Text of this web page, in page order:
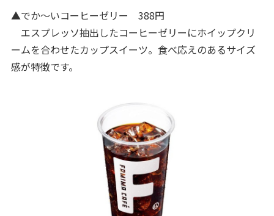
▲でか～いコーヒーゼリー 388円
エスプレッソ抽出したコーヒーゼリーにホイップクリ
ームを合わせたカップスイーツ。食べ応えのあるサイズ
感が特徴です。